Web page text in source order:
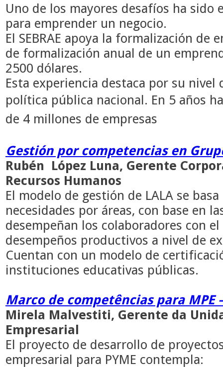
Uno de los mayores desafíos ha sido
para emprender un negocio.
El SEBRAE apoya la formalización de
de formalización anual de un
2500 dólares.
Esta experiencia destaca por su nivel
política pública nacional. En 5 años
de 4 millones de empresas
Gestión por competencias en
Rubén López Luna, Gerente
Recursos Humanos
El modelo de gestión de LALA se
necesidades por áreas, con base en
desempeñan los colaboradores con
desempeños productivos a nivel de
Cuentan con un modelo de
instituciones educativas públicas.
Marco de competências para MPE –
Mirela Malvestiti, Gerente da
Empresarial
El proyecto de desarrollo de
empresarial para PYME contempla: